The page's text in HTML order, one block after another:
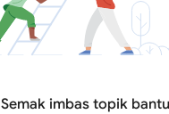
Semak imbas topik